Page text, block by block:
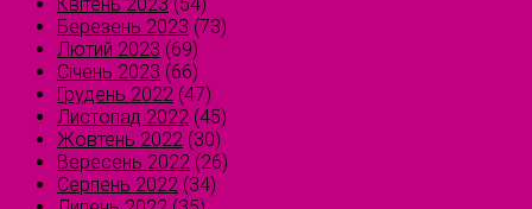
Березень 2023 (73)
Лютий 2023 (69)
Січень 2023 (66)
Грудень 2022 (47)
Листопад 2022 (45)
Жовтень 2022 (30)
Вересень 2022 (26)
Серпень 2022 (34)